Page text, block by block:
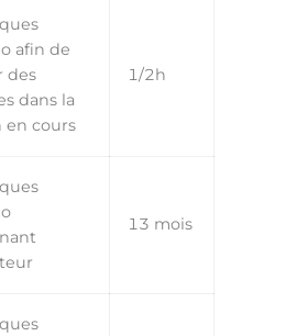
afin de
des
dans la
en cours
1/2h
13 mois